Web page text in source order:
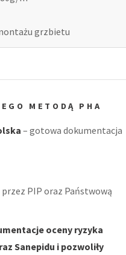
grzbietu
METODĄ PHA
– gotowa dokumentacja
PIP oraz Państwową
oceny ryzyka
Sanepidu i pozwoliły